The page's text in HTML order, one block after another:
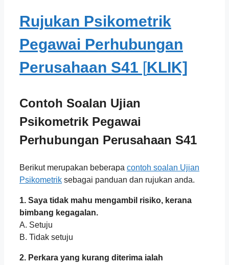
Rujukan Psikometrik
Pegawai Perhubungan
Perusahaan S41 [KLIK]
Contoh Soalan Ujian
Psikometrik Pegawai
Perhubungan Perusahaan S41
Berikut merupakan beberapa contoh soalan Ujian
Psikometrik sebagai panduan dan rujukan anda.
1. Saya tidak mahu mengambil risiko, kerana
bimbang kegagalan.
A. Setuju
B. Tidak setuju
2. Perkara yang kurang diterima ialah